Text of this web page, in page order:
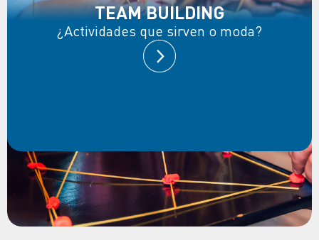
TEAM BUILDING
¿Actividades que sirven o moda?